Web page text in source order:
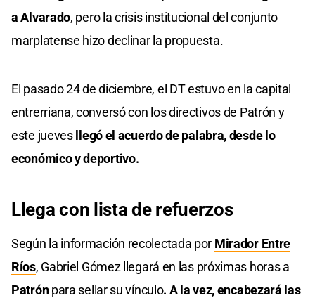
a Alvarado, pero la crisis institucional del conjunto
marplatense hizo declinar la propuesta.
El pasado 24 de diciembre, el DT estuvo en la capital
entrerriana, conversó con los directivos de Patrón y
este juevesllegó el acuerdo de palabra, desde lo
económico y deportivo.
Llega con lista de refuerzos
Según la información recolectada por Mirador Entre
Ríos, Gabriel Gómez llegará en las próximas horas a
Patrónpara sellar su vínculo. A la vez, encabezará las